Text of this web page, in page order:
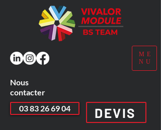
ME
NU
03 83 26 69 04 DEVIS
Nous
contacter